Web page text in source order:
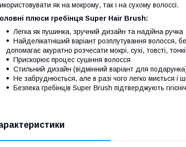
як на мокрому, так і на сухому волоссі.
плюси гребінця Super Hair Brush:
Легка як пушинка, зручний дизайн та надійна ручка
Найделікатніший варіант розплутування волосся,
допомагає акуратно розчесати мокрі, сухі, товсті,
Прискорює процес сушіння волосся
Стильний дизайн (відмінний варіант для
Не забруднюється, але в разі чого легко миється і
Безпека гребінців Super Brush підтверджують